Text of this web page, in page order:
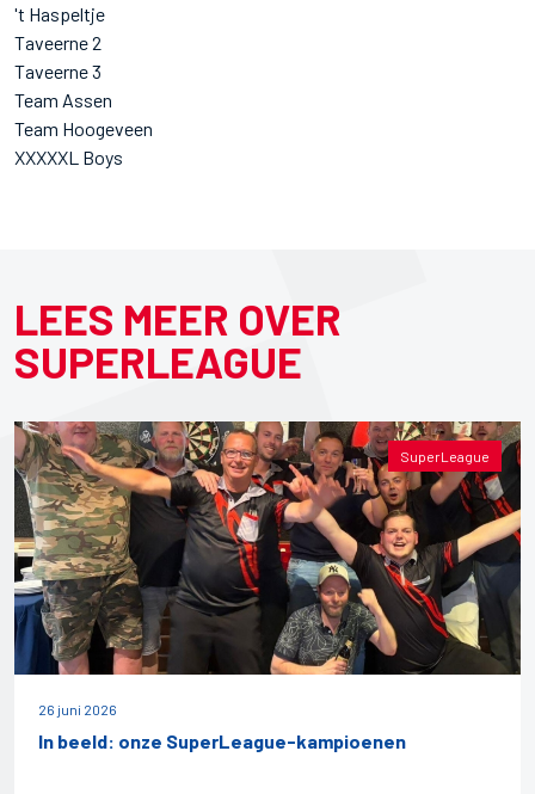
't Haspeltje
Taveerne 2
Taveerne 3
Team Assen
Team Hoogeveen
XXXXXL Boys
LEES MEER OVER
SUPERLEAGUE
SuperLeague
26 juni 2026
In beeld: onze SuperLeague-kampioenen